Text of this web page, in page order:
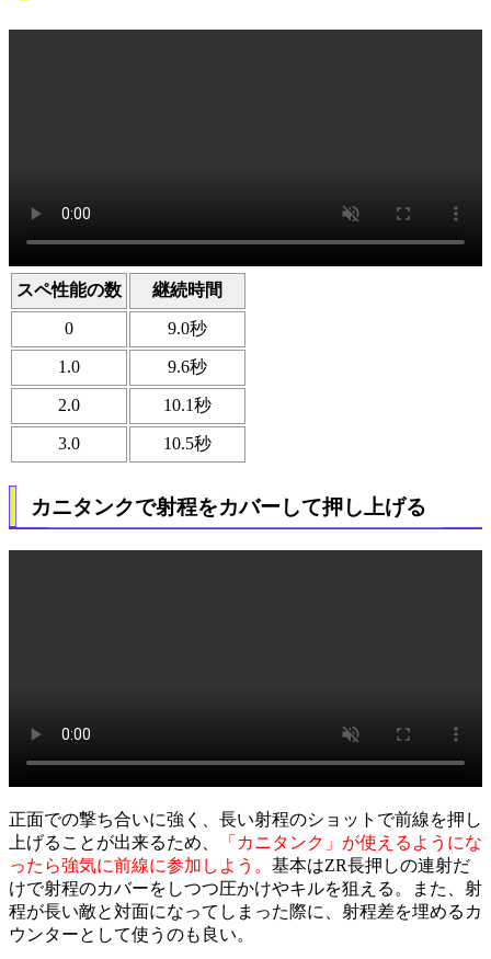
スペ性能の数 継続時間
0 9.0秒
1.0 9.6秒
2.0 10.1秒
3.0 10.5秒
カニタンクで射程をカバーして押し上げる
正面での撃ち合いに強く、長い射程のショットで前線を押し
上げることが出来るため、
「カニタンク」が使えるようにな
ったら強気に前線に参加しよう。 基本はZR長押しの連射だ
けで射程のカバーをしつつ圧かけやキルを狙える。また、射
程が長い敵と対面になってしまった際に、射程差を埋めるカ
ウンターとして使うのも良い。